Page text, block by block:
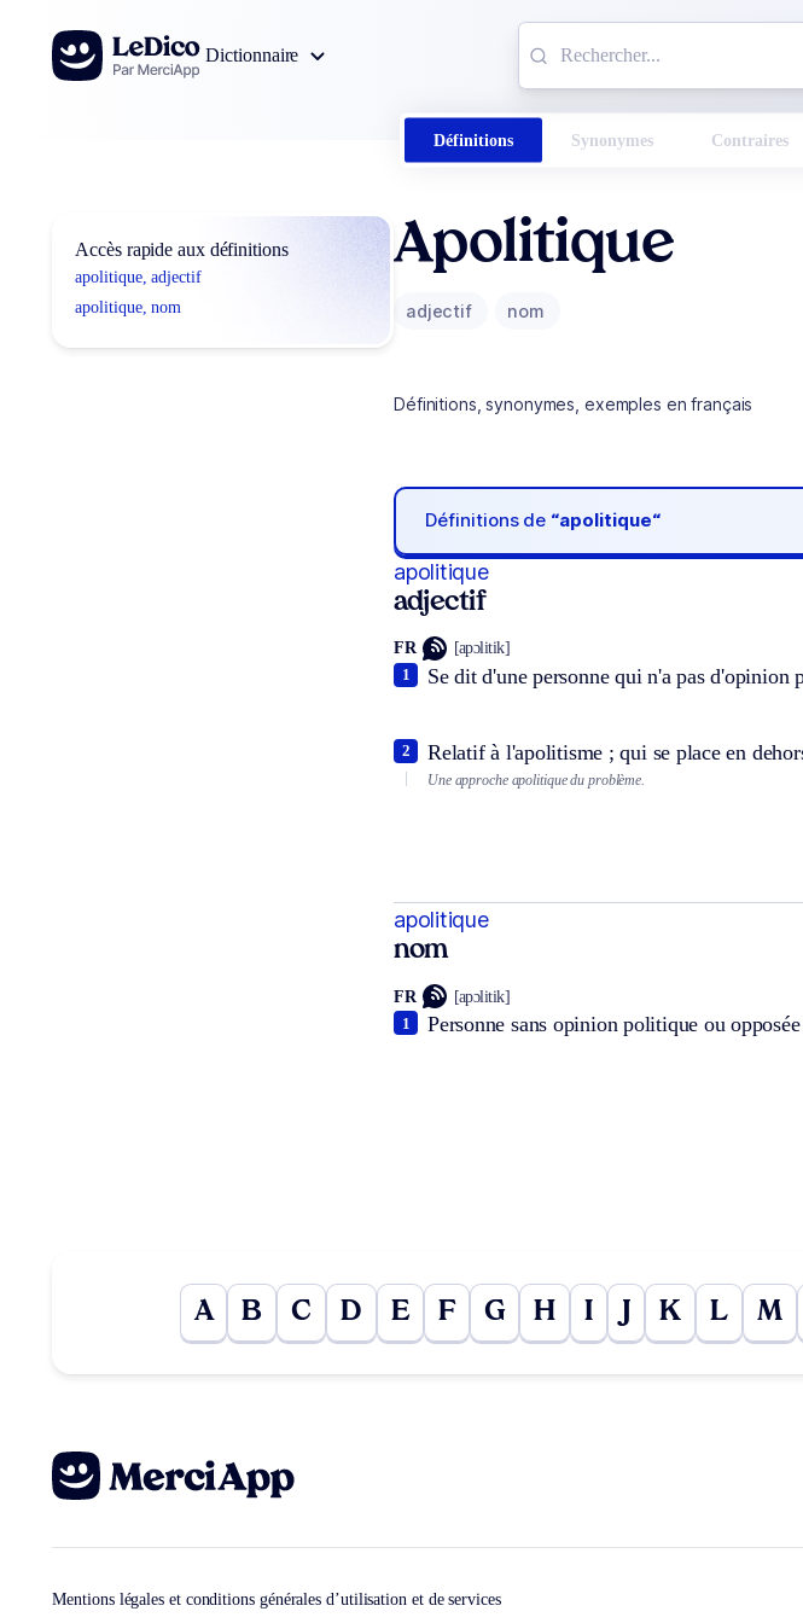
Aller au contenu
Dictionnaire
Définitions Synonymes Contraires
Accès rapide aux définitions
apolitique, adjectif
apolitique, nom
Apolitique
adjectif nom
Définitions, synonymes, exemples en français
Définitions de “apolitique“
apolitique
adjectif
FR [apɔlitik]
Se dit d'une personne qui n'a pas
1
Relatif à l'apolitisme ; qui se place en
2
Une approche apolitique du problème.
apolitique
nom
FR [apɔlitik]
Personne sans opinion politique ou
1
A B C D E F G H I J K L M
Mentions légales et conditions générales d’utilisation et de services